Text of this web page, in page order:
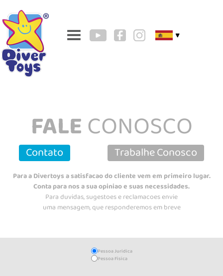
▼
FALECONOSCO
Contato Trabalhe Conosco
Para a Divertoys a satisfacao do cliente vem em primeiro lugar.
Conta para nos a sua opiniao e suas necessidades.
Para duvidas, sugestoes e reclamacoes envie
uma mensagem, que responderemos em breve
Pessoa Juridica
Pessoa Fisica